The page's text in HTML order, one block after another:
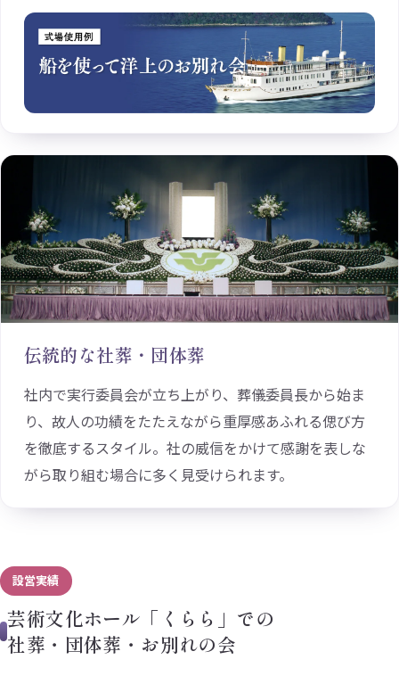
伝統的な社葬・団体葬
社内で実行委員会が立ち上がり、葬儀委員長から始ま
り、故人の功績をたたえながら重厚感あふれる偲び方
を徹底するスタイル。社の威信をかけて感謝を表しな
がら取り組む場合に多く見受けられます。
設営実績
芸術文化ホール「くらら」での
社葬・団体葬・お別れの会